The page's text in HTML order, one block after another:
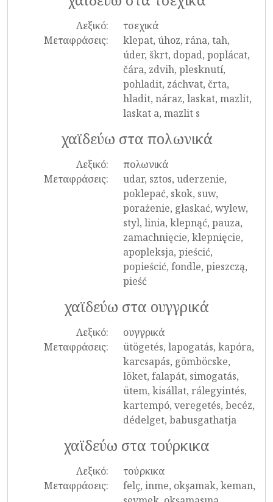
Λεξικό:
τσεχικά
Μεταφράσεις:
klepat, úhoz, rána, tah,
úder, škrt, dopad, poplácat,
čára, zdvih, plesknutí,
pohladit, záchvat, črta,
hladit, náraz, laskat, mazlit,
laskat a, mazlit s
χαϊδεύω στα πολωνικά
Λεξικό:
πολωνικά
Μεταφράσεις:
udar, sztos, uderzenie,
poklepać, skok, suw,
porażenie, głaskać, wylew,
styl, linia, klepnąć, pauza,
zamachnięcie, klepnięcie,
apopleksja, pieścić,
popieścić, fondle, pieszczą,
pieść
χαϊδεύω στα ουγγρικά
Λεξικό:
ουγγρικά
Μεταφράσεις:
ütögetés, lapogatás, kapóra,
karcsapás, gömböcske,
löket, falapát, simogatás,
ütem, kisállat, rálegyintés,
kartempó, veregetés, becéz,
dédelget, babusgathatja
χαϊδεύω στα τούρκικα
Λεξικό:
τούρκικα
Μεταφράσεις:
felç, inme, okşamak, keman,